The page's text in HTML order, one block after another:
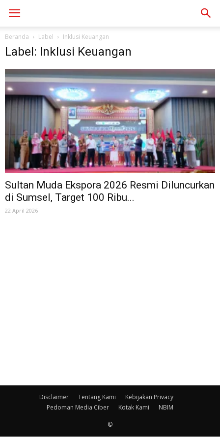
Beranda Label Inklusi Keuangan
Label: Inklusi Keuangan
Sultan Muda Ekspora 2026 Resmi Diluncurkan
di Sumsel, Target 100 Ribu...
22 April 2026
Disclaimer Tentang Kami
Kebijakan Privacy
Pedoman Media Ciber
Kotak Kami NBIM
©